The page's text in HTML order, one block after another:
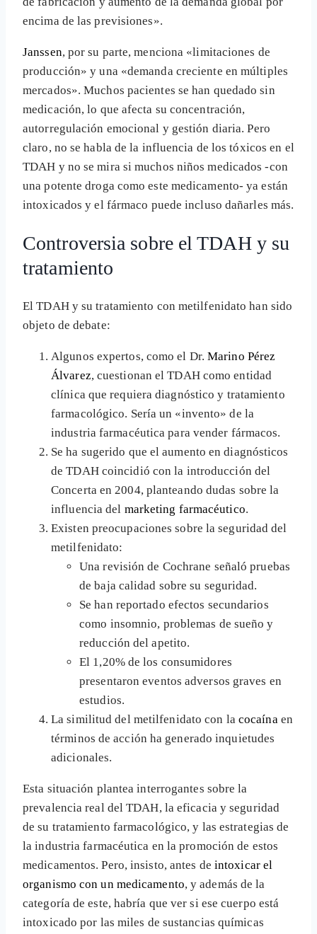
encima de las previsiones».
Janssen, por su parte, menciona «limitaciones de
producción» y una «demanda creciente en múltiples
mercados». Muchos pacientes se han quedado sin
medicación, lo que afecta su concentración,
autorregulación emocional y gestión diaria. Pero
claro, no se habla de la influencia de los tóxicos en el
TDAH y no se mira si muchos niños medicados -con
una potente droga como este medicamento- ya están
intoxicados y el fármaco puede incluso dañarles más.
Controversia sobre el TDAH y su
tratamiento
El TDAH y su tratamiento con metilfenidato han sido
objeto de debate:
Algunos expertos, como el Dr.Marino Pérez
Álvarez, cuestionan el TDAH como entidad
clínica que requiera diagnóstico y tratamiento
farmacológico. Sería un «invento» de la
industria farmacéutica para vender fármacos.
Se ha sugerido que el aumento en diagnósticos
de TDAH coincidió con la introducción del
Concerta en 2004, planteando dudas sobre la
influencia del marketing farmacéutico.
Existen preocupaciones sobre la seguridad del
metilfenidato:
Una revisión de Cochrane señaló pruebas
de baja calidad sobre su seguridad.
Se han reportado efectos secundarios
como insomnio, problemas de sueño y
reducción del apetito.
El 1,20% de los consumidores
presentaron eventos adversos graves en
estudios.
La similitud del metilfenidato con la cocaína en
términos de acción ha generado inquietudes
adicionales.
Esta situación plantea interrogantes sobre la
prevalencia real del TDAH, la eficacia y seguridad
de su tratamiento farmacológico, y las estrategias de
la industria farmacéutica en la promoción de estos
medicamentos. Pero, insisto, antes de intoxicar el
organismo con un medicamento, y además de la
categoría de este, habría que ver si ese cuerpo está
intoxicado por las miles de sustancias químicas